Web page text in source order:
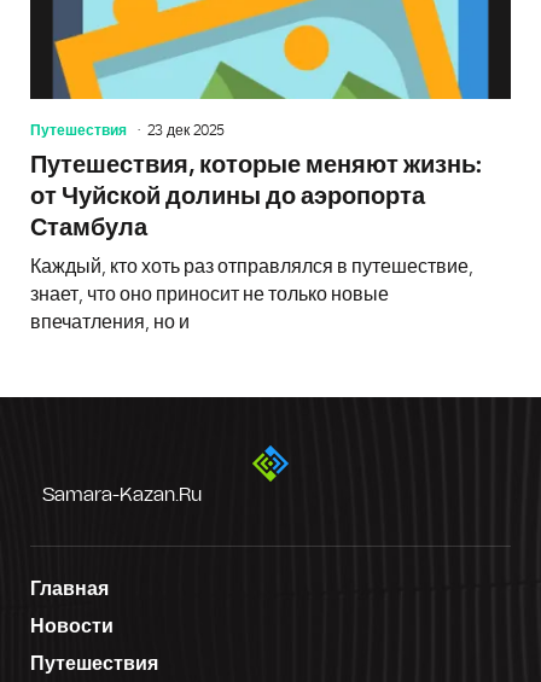
Путешествия 23 дек 2025
Путешествия, которые меняют жизнь:
от Чуйской долины до аэропорта
Стамбула
Каждый, кто хоть раз отправлялся в путешествие,
знает, что оно приносит не только новые
впечатления, но и
Samara-Kazan.ru
Главная
Новости
Путешествия